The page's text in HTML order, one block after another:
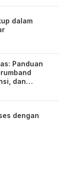
dalam
Panduan
dan
dengan